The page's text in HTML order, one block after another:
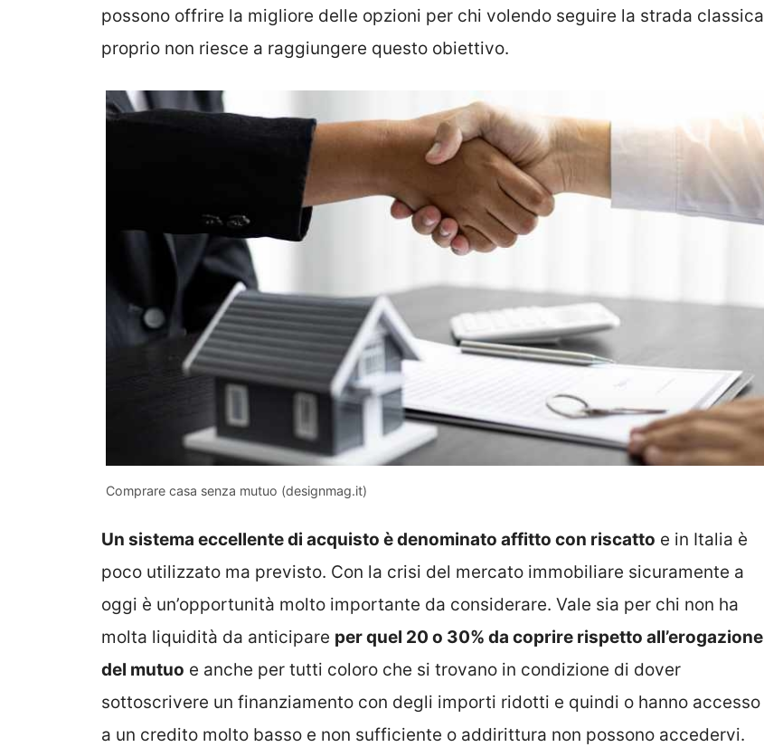
possono offrire la migliore delle opzioni per chi volendo seguire la strada classica
proprio non riesce a raggiungere questo obiettivo.
Comprare casa senza mutuo (designmag.it)
Un sistema eccellente di acquisto è denominato affitto con riscatto e in Italia è
poco utilizzato ma previsto. Con la crisi del mercato immobiliare sicuramente a
oggi è un’opportunità molto importante da considerare. Vale sia per chi non ha
molta liquidità da anticipare per quel 20 o 30% da coprire rispetto all’erogazione
del mutuo e anche per tutti coloro che si trovano in condizione di dover
sottoscrivere un finanziamento con degli importi ridotti e quindi o hanno accesso
a un credito molto basso e non sufficiente o addirittura non possono accedervi.